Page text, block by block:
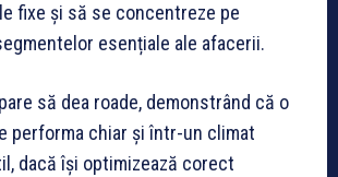
fixe și să se concentreze pe
esențiale ale afacerii.
să dea roade, demonstrând că o
performa chiar și într-un climat
dacă își optimizează corect